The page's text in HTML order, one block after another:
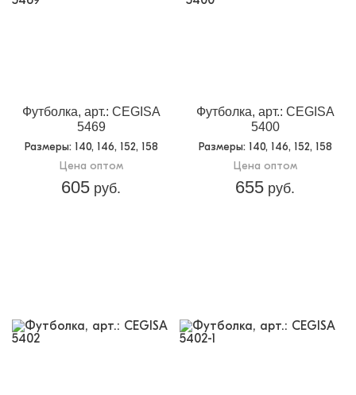
Футболка, арт.: CEGISA
5469
Размеры: 140, 146, 152, 158
Цена оптом
605 руб.
Футболка, арт.: CEGISA
5400
Размеры: 140, 146, 152, 158
Цена оптом
655 руб.